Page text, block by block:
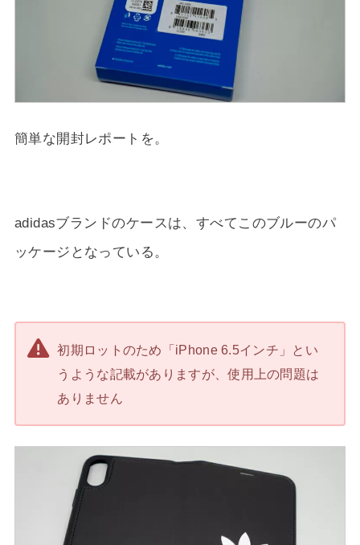
簡単な開封レポートを。
adidasブランドのケースは、すべてこのブルーのパ
ッケージとなっている。
初期ロットのため「iPhone 6.5インチ」とい
うような記載がありますが、使用上の問題は
ありません